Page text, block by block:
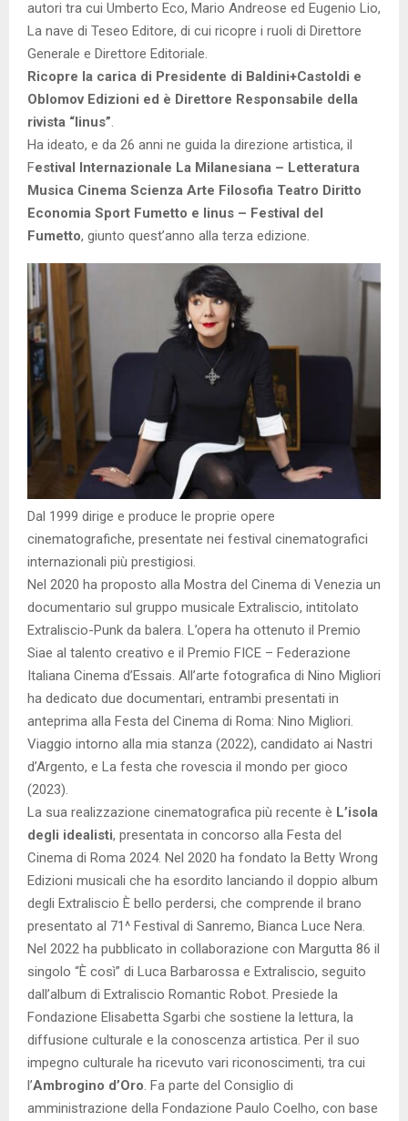
autori tra cui Umberto Eco, Mario Andreose ed Eugenio Lio,
La nave di Teseo Editore, di cui ricopre i ruoli di Direttore
Generale e Direttore Editoriale.
Ricopre la carica di Presidente di Baldini+Castoldi e
Oblomov Edizioni ed è Direttore Responsabile della
rivista “linus”.
Ha ideato, e da 26 anni ne guida la direzione artistica, il
Festival Internazionale La Milanesiana – Letteratura
Musica Cinema Scienza Arte Filosofia Teatro Diritto
Economia Sport Fumetto e linus – Festival del
Fumetto, giunto quest’anno alla terza edizione.
Dal 1999 dirige e produce le proprie opere
cinematografiche, presentate nei festival cinematografici
internazionali più prestigiosi.
Nel 2020 ha proposto alla Mostra del Cinema di Venezia un
documentario sul gruppo musicale Extraliscio, intitolato
Extraliscio-Punk da balera. L’opera ha ottenuto il Premio
Siae al talento creativo e il Premio FICE – Federazione
Italiana Cinema d’Essais. All’arte fotografica di Nino Migliori
ha dedicato due documentari, entrambi presentati in
anteprima alla Festa del Cinema di Roma: Nino Migliori.
Viaggio intorno alla mia stanza (2022), candidato ai Nastri
d’Argento, e La festa che rovescia il mondo per gioco
(2023).
La sua realizzazione cinematografica più recente è L’isola
degli idealisti, presentata in concorso alla Festa del
Cinema di Roma 2024. Nel 2020 ha fondato la Betty Wrong
Edizioni musicali che ha esordito lanciando il doppio album
degli Extraliscio È bello perdersi, che comprende il brano
presentato al 71^ Festival di Sanremo, Bianca Luce Nera.
Nel 2022 ha pubblicato in collaborazione con Margutta 86 il
singolo “È così” di Luca Barbarossa e Extraliscio, seguito
dall’album di Extraliscio Romantic Robot. Presiede la
Fondazione Elisabetta Sgarbi che sostiene la lettura, la
diffusione culturale e la conoscenza artistica. Per il suo
impegno culturale ha ricevuto vari riconoscimenti, tra cui
l’Ambrogino d’Oro. Fa parte del Consiglio di
amministrazione della Fondazione Paulo Coelho, con base